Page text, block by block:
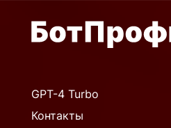
GPT-4 Turbo
Контакты